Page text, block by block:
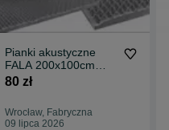
napisz do nas, a
jak to możliwe.
Pianki akustyczne
FALA 200x100cm
wygłuszająca 3 CM
80 zł
Wrocław, Fabryczna
09 lipca 2026